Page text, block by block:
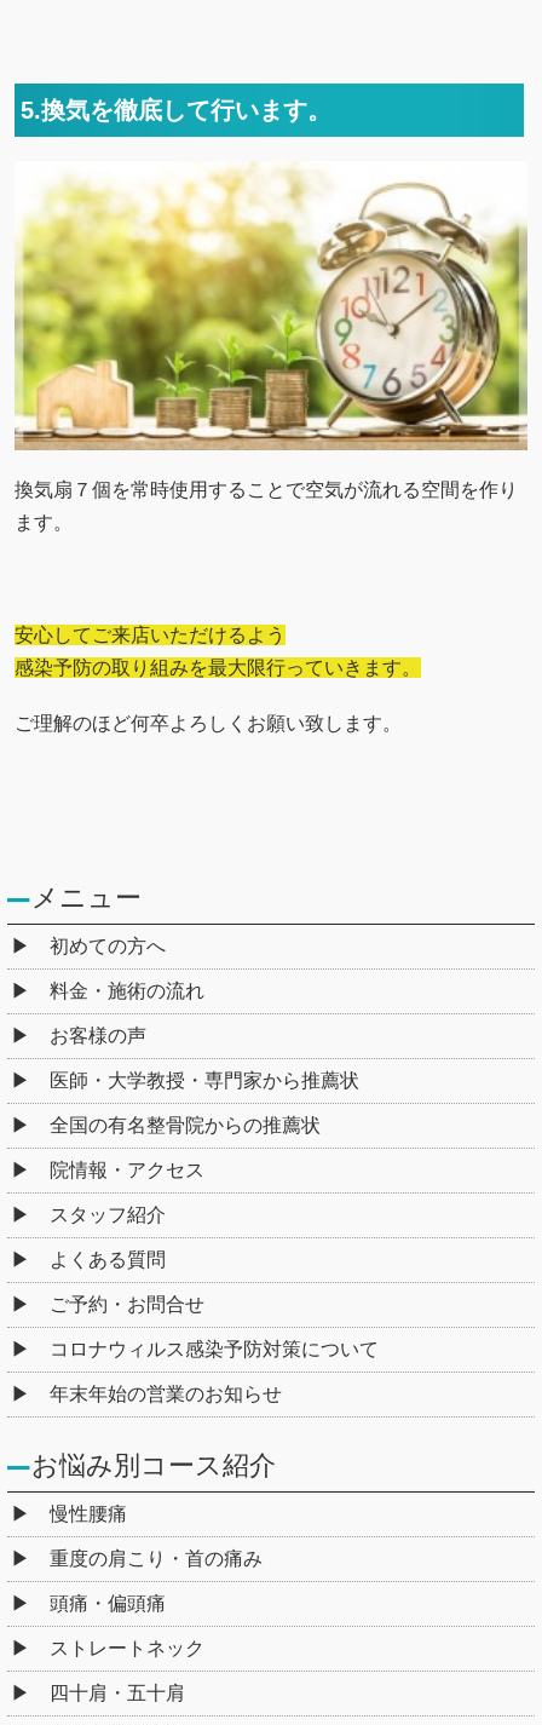
5.換気を徹底して行います。
換気扇７個を常時使用することで空気が流れる空間を作り
ます。
安心してご来店いただけるよう
感染予防の取り組みを最大限行っていきます。
ご理解のほど何卒よろしくお願い致します。
メニュー
初めての方へ
料金・施術の流れ
お客様の声
医師・大学教授・専門家から推薦状
全国の有名整骨院からの推薦状
院情報・アクセス
スタッフ紹介
よくある質問
ご予約・お問合せ
コロナウィルス感染予防対策について
年末年始の営業のお知らせ
お悩み別コース紹介
慢性腰痛
重度の肩こり・首の痛み
頭痛・偏頭痛
ストレートネック
四十肩・五十肩